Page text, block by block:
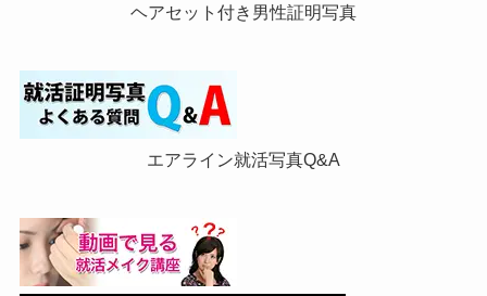
ヘアセット付き男性証明写真
エアライン就活写真Q&A